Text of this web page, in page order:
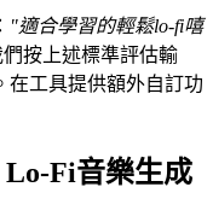
"適合學習的輕鬆lo-fi嘻
們按上述標準評估輸
在工具提供額外自訂功
Fi音樂生成